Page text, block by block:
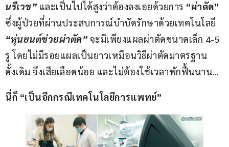
นรีเวช” และเป็นไปได้สูงว่าต้องลงเอยด้วยการ “ผ่าตัด”
ซึ่งผู้ป่วยที่ผ่านประสบการณ์บำบัดรักษาด้วยเทคโนโลยี
“หุ่นยนต์ช่วยผ่าตัด” จะมีเพียงแผลผ่าตัดขนาดเล็ก 4-5
รู โดยไม่มีรอยแผลเป็นยาวเหมือนวิธีผ่าตัดมาตรฐาน
ดั้งเดิม จึงเสียเลือดน้อย และไม่ต้องใช้เวลาพักฟื้นนาน…
นี่ก็ “เป็นอีกกรณีเทคโนโลยีการแพทย์”